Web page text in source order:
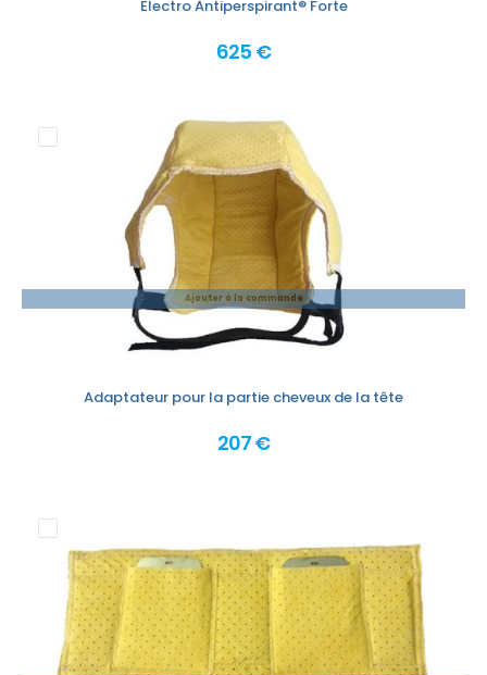
Electro Antiperspirant® Forte
625 €
Ajouter à la commande
Adaptateur pour la partie cheveux de la tête
207 €